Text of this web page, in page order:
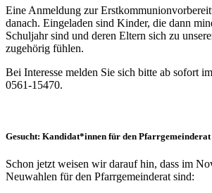
Eine Anmeldung zur
danach. Eingeladen sind Kinder, die dann
Schuljahr sind und deren Eltern sich zu
zugehörig fühlen.
Bei Interesse melden Sie sich bitte ab sofort im
0561-15470.
Gesucht: Kandidat*innen für den Pfarrgemeinderat
Schon jetzt weisen wir darauf hin, dass im
Neuwahlen für den Pfarrgemeinderat sind: